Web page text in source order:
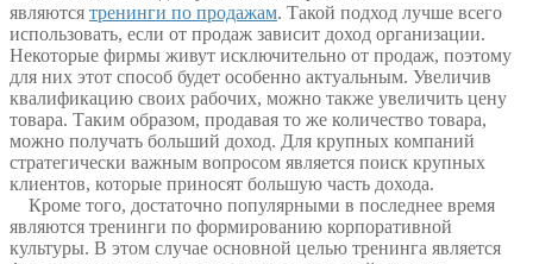
являются тренинги по продажам. Такой подход лучше всего
использовать, если от продаж зависит доход организации.
Некоторые фирмы живут исключительно от продаж, поэтому
для них этот способ будет особенно актуальным. Увеличив
квалификацию своих рабочих, можно также увеличить цену
товара. Таким образом, продавая то же количество товара,
можно получать больший доход. Для крупных компаний
стратегически важным вопросом является поиск крупных
клиентов, которые приносят большую часть дохода.
Кроме того, достаточно популярными в последнее время
являются тренинги по формированию корпоративной
культуры. В этом случае основной целью тренинга является